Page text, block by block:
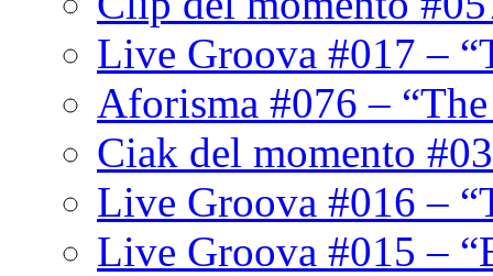
Live Groova #017 –
Aforisma #076 –
Ciak del momento
Live Groova #016 –
Live Groova #015 –